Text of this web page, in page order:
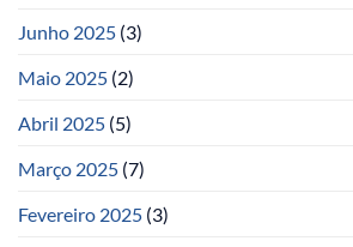
Junho 2025 (3)
Maio 2025 (2)
Abril 2025 (5)
Março 2025 (7)
Fevereiro 2025 (3)